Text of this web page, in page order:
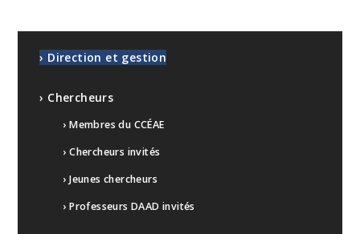
› Direction et gestion
› Chercheurs
› Membres du CCÉAE
› Chercheurs invités
› Jeunes chercheurs
› Professeurs DAAD invités